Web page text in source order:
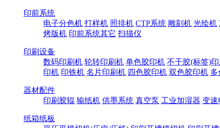
印前系统
电子分色机 打样机 照排机 CTP系统 雕刻机 光绘机
烤版机 印前系统其它 扫描仪
印刷设备
数码印刷机 轮转印刷机 单色胶印机 不干胶(标签)
印机 印铁机 名片印刷机 四色胶印机 双色胶印机 多
器材配件
印刷胶辊 输纸机 供墨系统 真空泵 工业加湿器 变速
纸箱纸板